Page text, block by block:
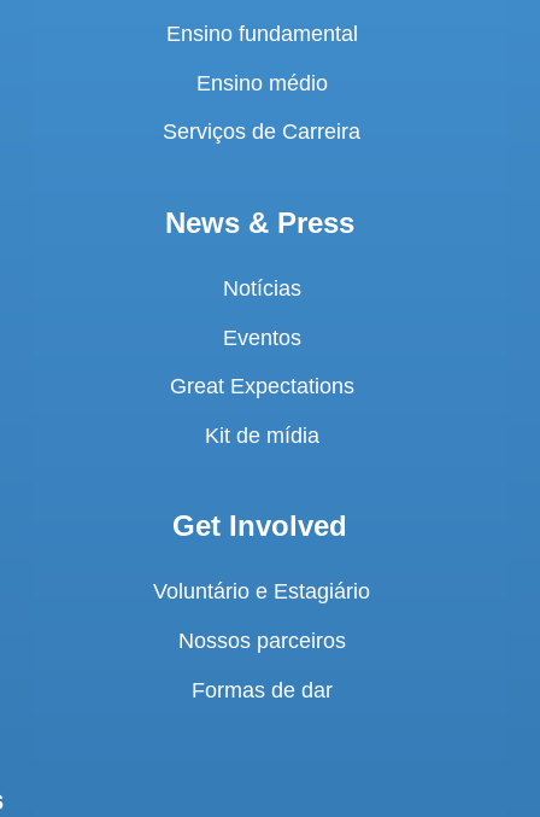
Ensino fundamental
Ensino médio
Serviços de Carreira
News & Press
Notícias
Eventos
Great Expectations
Kit de mídia
Get Involved
Voluntário e Estagiário
Nossos parceiros
Formas de dar